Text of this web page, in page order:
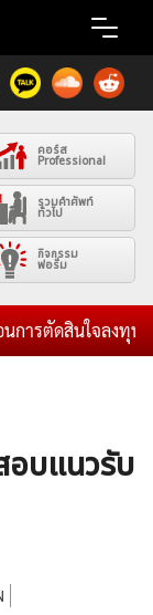
คอร์ส
Professional
รวมคำศัพท์
ทั่วไป
กิจกรรม
ฟอรั่ม
รตัดสินใจลงทุน แ
ฟรีซิกแนล รายวัน
บแนวรับ